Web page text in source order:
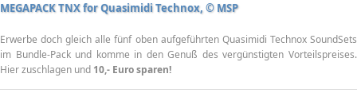
MEGAPACK TNX for Quasimidi Technox, © MSP
Erwerbe doch gleich alle fünf oben aufgeführten Quasimidi Technox SoundSets
im Bundle-Pack und komme in den Genuß des vergünstigten Vorteilspreises.
Hier zuschlagen und 10,- Euro sparen!